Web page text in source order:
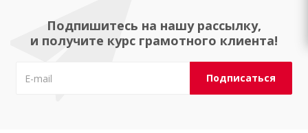
Подпишитесь на нашу рассылку,
и получите курс грамотного клиента!